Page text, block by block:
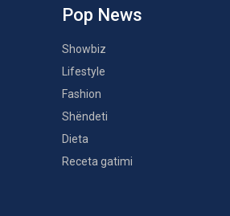
Pop News
Showbiz
Lifestyle
Fashion
Shëndeti
Dieta
Receta gatimi